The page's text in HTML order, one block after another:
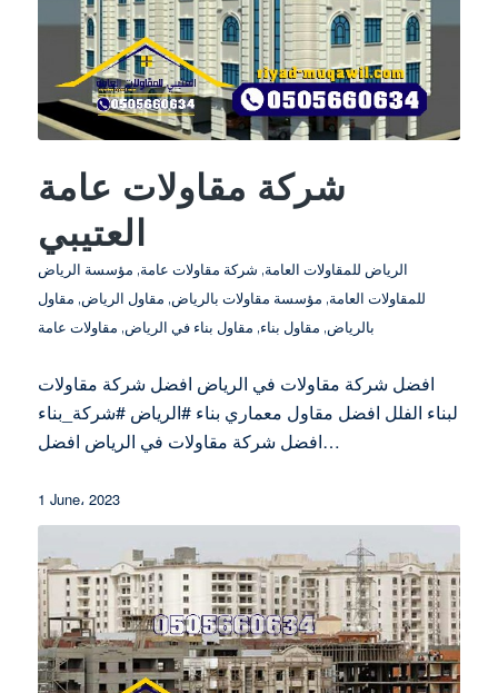
شركة مقاولات عامة
العتيبي
الرياض للمقاولات العامة, شركة مقاولات عامة, مؤسسة الرياض
للمقاولات العامة, مؤسسة مقاولات بالرياض, مقاول الرياض, مقاول
بالرياض, مقاول بناء, مقاول بناء في الرياض, مقاولات عامة
افضل شركة مقاولات في الرياض افضل شركة مقاولات
لبناء الفلل افضل مقاول معماري بناء #الرياض #شركة_بناء
افضل شركة مقاولات في الرياض افضل…
1 June، 2023